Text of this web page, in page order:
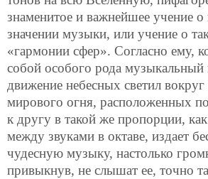
знаменитое и важнейшее учение о
значении музыки, или учение о
«гармонии сфер». Согласно ему,
собой особого рода музыкальный
движение небесных светил вокруг
мирового огня, расположенных
к другу в такой же пропорции,
между звуками в октаве, издает
чудесную музыку, настолько
привыкнув, не слышат ее, точно